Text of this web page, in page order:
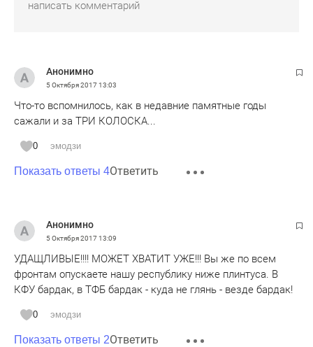
Анонимно
5 Октября 201713:03
Что-то вспомнилось, как в недавние памятные годы
сажали и за ТРИ КОЛОСКА...
0 эмодзи
Показать ответы 4Ответить
Анонимно
5 Октября 201713:09
УДАЩЛИВЫЕ!!!! МОЖЕТ ХВАТИТ УЖЕ!!! Вы же по всем
фронтам опускаете нашу республику ниже плинтуса. В
КФУ бардак, в ТФБ бардак - куда не глянь - везде бардак!
0 эмодзи
Показать ответы 2Ответить